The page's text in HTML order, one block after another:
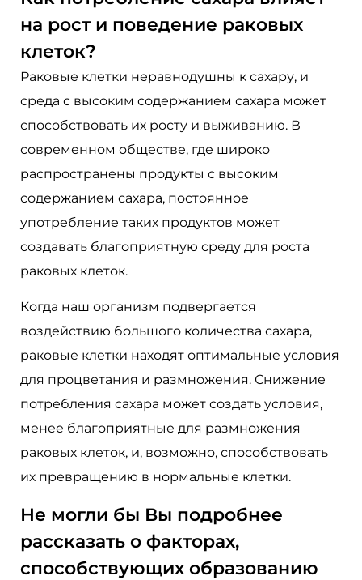
на рост и поведение раковых
клеток?
Раковые клетки неравнодушны к сахару, и
среда с высоким содержанием сахара может
способствовать их росту и выживанию. В
современном обществе, где широко
распространены продукты с высоким
содержанием сахара, постоянное
употребление таких продуктов может
создавать благоприятную среду для роста
раковых клеток.
Когда наш организм подвергается
воздействию большого количества сахара,
раковые клетки находят оптимальные условия
для процветания и размножения. Снижение
потребления сахара может создать условия,
менее благоприятные для размножения
раковых клеток, и, возможно, способствовать
их превращению в нормальные клетки.
Не могли бы Вы подробнее
рассказать о факторах,
способствующих образованию